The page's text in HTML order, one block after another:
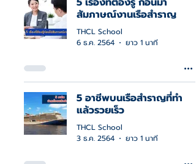
สัมภาษณ์งานเรือสำราญ
THCL School
6 ธ.ค. 2564
ยาว 1 นาที
5 อาชีพบนเรือสำราญที่ทำ
แล้วรวยเร็ว
THCL School
3 ธ.ค. 2564
ยาว 1 นาที